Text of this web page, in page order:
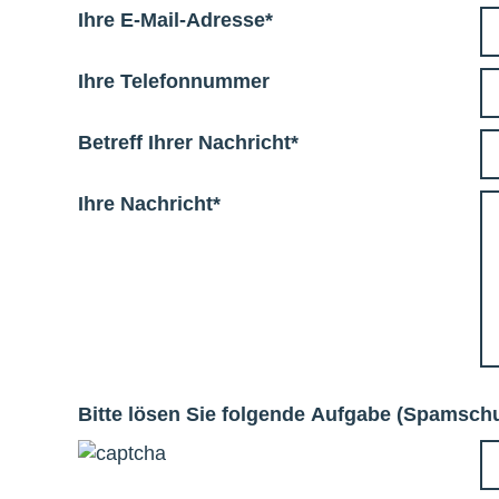
Ihre E-Mail-Adresse*
Ihre Telefonnummer
Betreff Ihrer Nachricht*
Ihre Nachricht*
Bitte lösen Sie folgende Aufgabe